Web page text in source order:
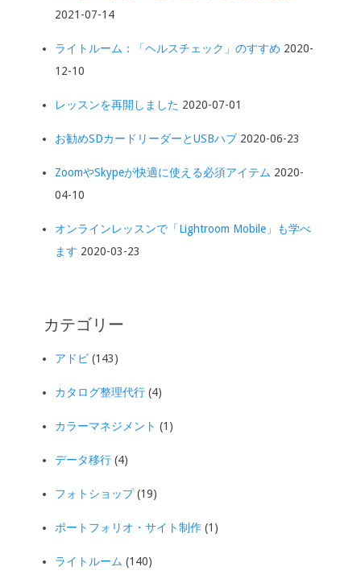
2021-07-14
ライトルーム：「ヘルスチェック」のすすめ 2020-
12-10
レッスンを再開しました 2020-07-01
お勧めSDカードリーダーとUSBハブ 2020-06-23
ZoomやSkypeが快適に使える必須アイテム 2020-
04-10
オンラインレッスンで「Lightroom Mobile」も学べ
ます 2020-03-23
カテゴリー
アドビ (143)
カタログ整理代行 (4)
カラーマネジメント (1)
データ移行 (4)
フォトショップ(19)
ポートフォリオ・サイト制作 (1)
ライトルーム (140)